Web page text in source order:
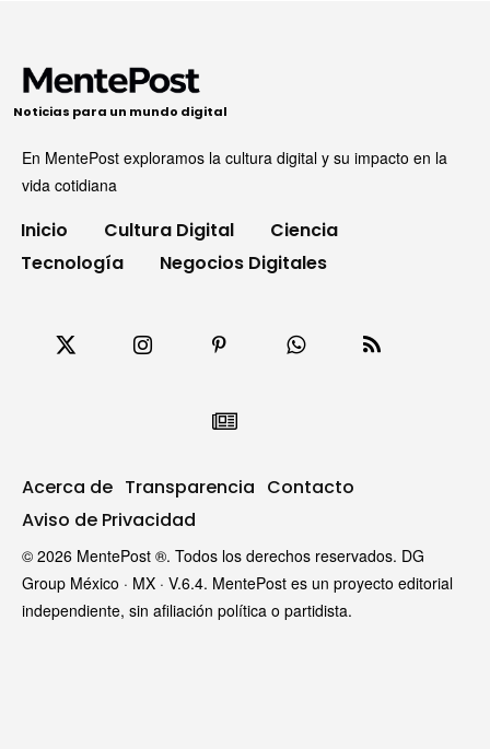
Noticias para un mundo digital
En MentePost exploramos la cultura digital y su impacto en la
vida cotidiana
Inicio Cultura Digital
Ciencia
Tecnología
Negocios Digitales
Acerca de Transparencia Contacto
Aviso de Privacidad
© 2026 MentePost ®. Todos los derechos reservados. DG
Group México · MX · V.6.4. MentePost es un proyecto editorial
independiente, sin afiliación política o partidista.